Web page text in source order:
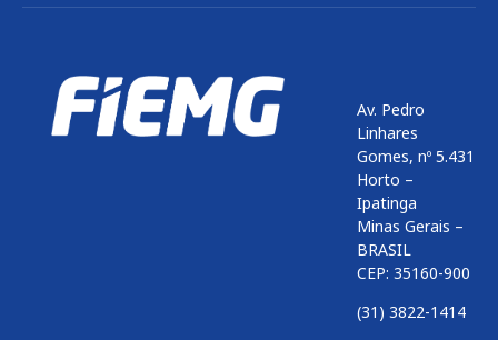
Av. Pedro
Linhares
Gomes, nº 5.431
Horto –
Ipatinga
Minas Gerais –
BRASIL
CEP: 35160-900
(31) 3822-1414